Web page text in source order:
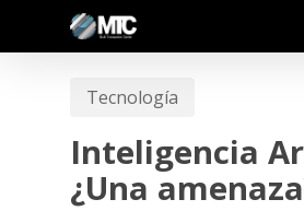
Tecnología
Inteligencia
¿Una